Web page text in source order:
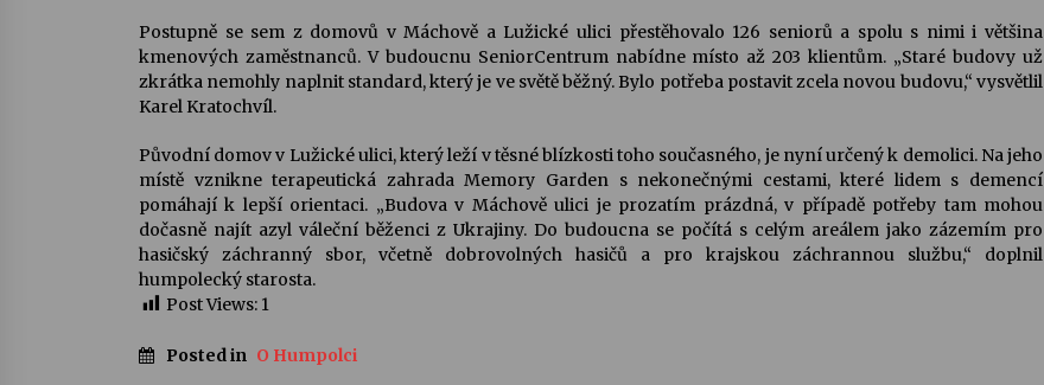
Postupně se sem z domovů v Máchově a Lužické ulici přestěhovalo 126 seniorů a spolu s nimi i většina
kmenových zaměstnanců. V budoucnu SeniorCentrum nabídne místo až 203 klientům. „Staré budovy už
zkrátka nemohly naplnit standard, který je ve světě běžný. Bylo potřeba postavit zcela novou budovu,“ vysvětlil
Karel Kratochvíl.
Původní domov v Lužické ulici, který leží v těsné blízkosti toho současného, je nyní určený k demolici. Na jeho
místě vznikne terapeutická zahrada Memory Garden s nekonečnými cestami, které lidem s demencí
pomáhají k lepší orientaci. „Budova v Máchově ulici je prozatím prázdná, v případě potřeby tam mohou
dočasně najít azyl váleční běženci z Ukrajiny. Do budoucna se počítá s celým areálem jako zázemím pro
hasičský záchranný sbor, včetně dobrovolných hasičů a pro krajskou záchrannou službu,“ doplnil
humpolecký starosta.
Post Views: 1
Posted in O Humpolci